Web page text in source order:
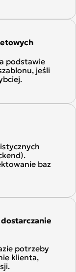
podstawie
jeśli
baz
potrzeby
klienta,